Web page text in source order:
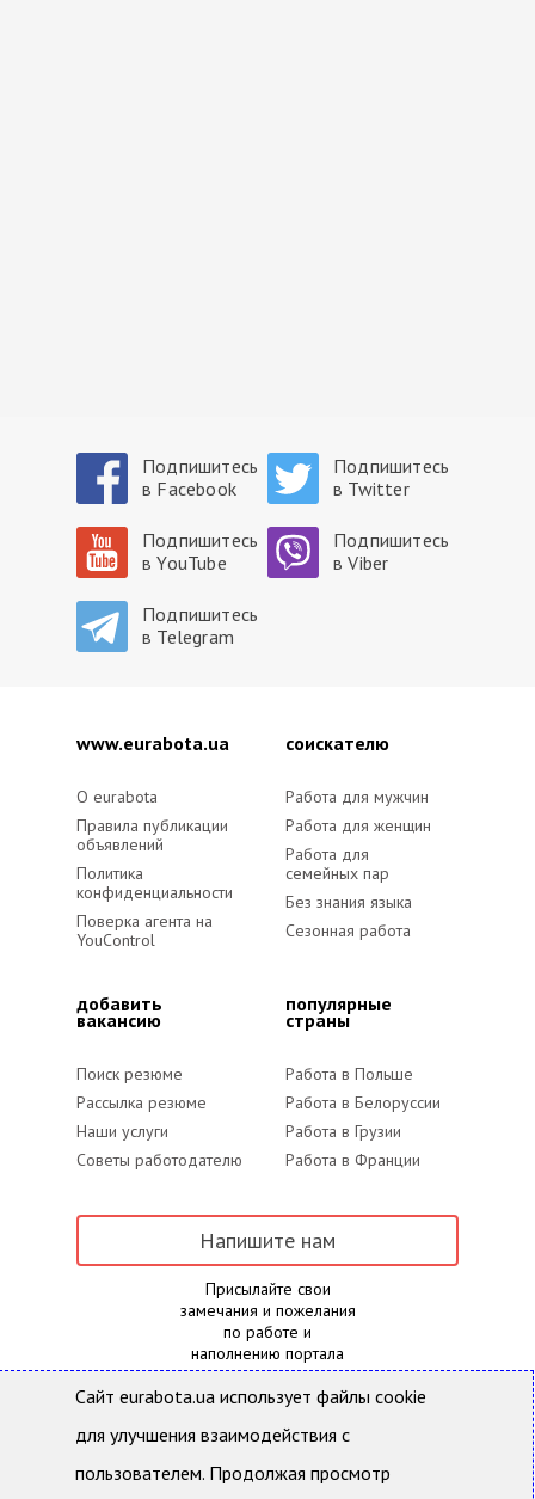
Подпишитесь
в Facebook
Подпишитесь
в Twitter
Подпишитесь
в YouTube
Подпишитесь
в Viber
Подпишитесь
в Telegram
www.eurabota.ua
O eurabota
Правила публикации
объявлений
Политика
конфиденциальности
Поверка агента на
YouControl
cоискателю
Работа для мужчин
Работа для женщин
Работа для
семейных пар
Без знания языка
Сезонная работа
добавить
вакансию
Поиск резюме
Рассылка резюме
Наши услуги
Советы работодателю
популярные
страны
Работа в Польше
Работа в Белоруссии
Работа в Грузии
Работа в Франции
Напишите нам
Присылайте свои
замечания и пожелания
по работе и
наполнению портала
Eurabota.ua- Поиск работы и подбор персонала
законодательством Украины. Использование
Сайт eurabota.ua использует файлы cookie
для улучшения взаимодействия с
пользователем. Продолжая просмотр